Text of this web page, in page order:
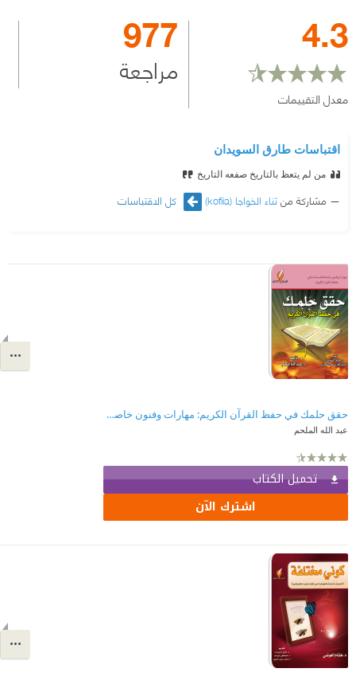
4.3
معدل التقييمات
977
مراجعة
اقتباسات طارق السويدان
من لم يتعظ بالتاريخ صفعه التاريخ
مشاركة منثناء الخواجا (kofiia) كل الاقتباسات
حقق حلمك في حفظ القرآن الكريم: مهارات وفنون خاصة للمساعدة في حفظ القرآن الكريم
عبد الله الملحم
تحميل الكتاب
اشترك الآن